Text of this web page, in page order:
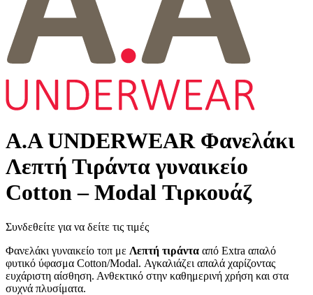
Α.A UNDERWEAR Φανελάκι
Λεπτή Τιράντα γυναικείο
Cotton – Modal Τιρκουάζ
Συνδεθείτε για να δείτε τις τιμές
Φανελάκι γυναικείο τοπ με Λεπτή τιράντα από Extra απαλό
φυτικό ύφασμα Cotton/Modal. Αγκαλιάζει απαλά χαρίζοντας
ευχάριστη αίσθηση. Ανθεκτικό στην καθημερινή χρήση και στα
συχνά πλυσίματα.